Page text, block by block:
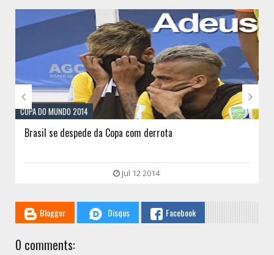
// THATS WHAT YOU MIGHT BE LOOKING FOR
COPA DO MUNDO 2014
Brasil se despede da Copa com derrota
Jul 12 2014
 
Blogger Disqus Facebook
0 comments: